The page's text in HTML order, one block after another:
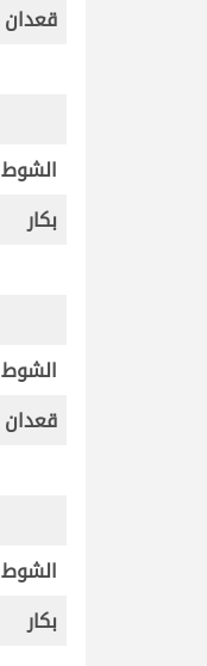
قعدان
بكار
قعدان
بكار